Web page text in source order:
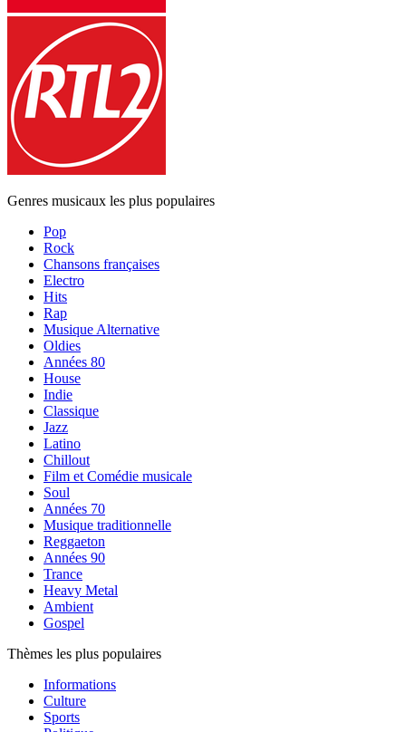
Genres musicaux les plus populaires
Pop
Rock
Chansons françaises
Electro
Hits
Rap
Musique Alternative
Oldies
Années 80
House
Indie
Classique
Jazz
Latino
Chillout
Film et Comédie musicale
Soul
Années 70
Musique traditionnelle
Reggaeton
Années 90
Trance
Heavy Metal
Ambient
Gospel
Thèmes les plus populaires
Informations
Culture
Sports